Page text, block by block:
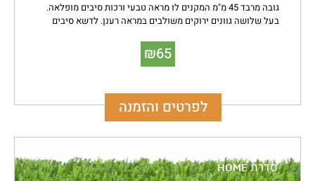
גובה מרבד 45 מ"מ המקנים לו מראה טבעי ורכות סיבים מופלאה.
בעל שלושה גוונים ירוקים משולבים במראה רענן. לדשא סיבים
₪65
לפרטים והזמנה
סדרתHOME